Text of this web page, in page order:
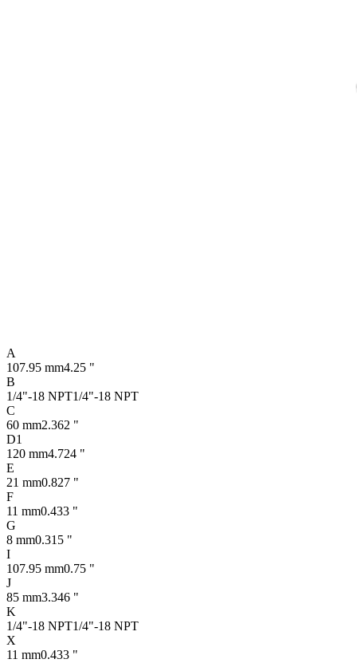
A
107.95 mm4.25 "
B
1/4"-18 NPT1/4"-18 NPT
C
60 mm2.362 "
D1
120 mm4.724 "
E
21 mm0.827 "
F
11 mm0.433 "
G
8 mm0.315 "
I
107.95 mm0.75 "
J
85 mm3.346 "
K
1/4"-18 NPT1/4"-18 NPT
X
11 mm0.433 "